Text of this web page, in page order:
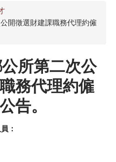
開徵選財建課職務代理約僱
所第二次公
務代理約僱
告。
：